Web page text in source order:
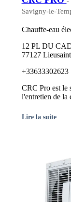
Savigny-le-
Chauffe-eau
12 PL DU
77127 Lieusaint
+33633302623
CRC Pro est le
l'entretien de la
Lire la suite